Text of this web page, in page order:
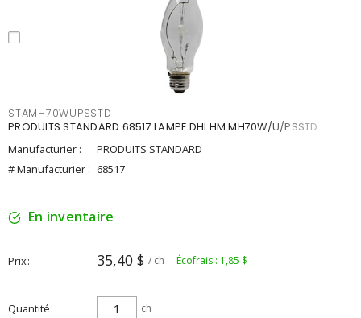
STAMH70WUPSSTD
PRODUITS STANDARD 68517 LAMPE DHI HM MH70W/U/PSSTD
Manufacturier :
PRODUITS STANDARD
# Manufacturier : 68517
En inventaire
Prix 35,40 $ / ch Écofrais : 1,85 $
Quantité ch